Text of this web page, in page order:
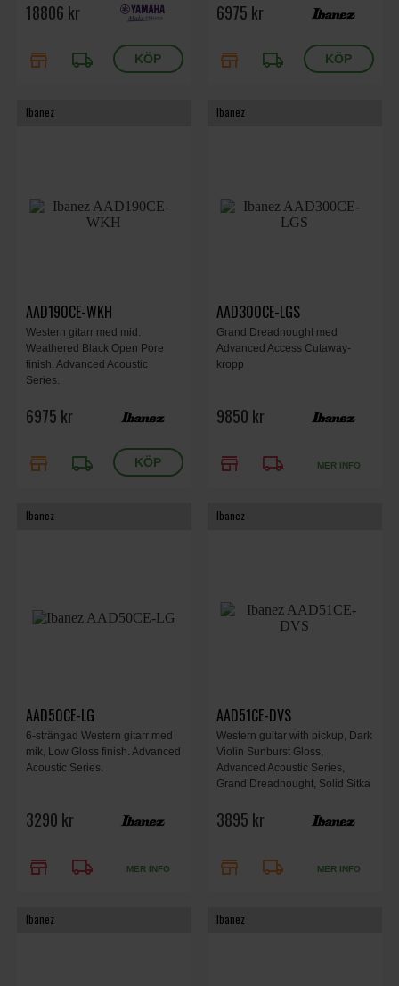
ljud med SRT2-system,
Hardshell-fodral ingår,
Natural.
18806 kr
store local_shipping
6975 kr
store local_shipping
Ibanez
AAD190CE-WKH
Western gitarr med mid.
Weathered Black Open Pore
finish. Advanced Acoustic
Series.
6975 kr
store local_shipping
Ibanez
AAD300CE-LGS
Grand Dreadnought med
Advanced Access Cutaway-
kropp
9850 kr
store local_shipping MER INFO
Ibanez
AAD50CE-LG
6-strängad Western gitarr med
mik, Low Gloss finish. Advanced
Acoustic Series.
3290 kr
store local_shipping MER INFO
Ibanez
AAD51CE-DVS
Western guitar with pickup, Dark
Violin Sunburst Gloss,
Advanced Acoustic Series,
Grand Dreadnought, Solid Sitka
sides, AIR port, AEQ-TP2
3895 kr
store local_shipping MER INFO
Ibanez Ibanez